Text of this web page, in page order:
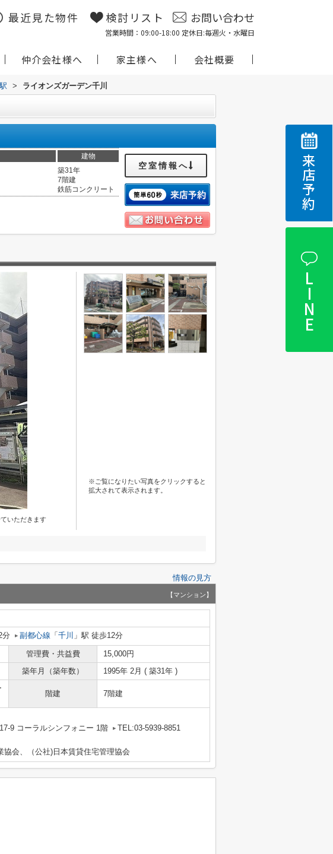
最近見た物件 検討リスト お問い合わせ
営業時間：09:00-18:00 定休日:毎週火・水曜日
仲介会社様へ 家主様へ 会社概要
来店予約
LINE
> ライオンズガーデン千川
建物
築31年
7階建
鉄筋コンクリート
空室情報へ
いただきます
※ご覧になりたい写真をクリックすると
拡大されて表示されます。
情報の見方
【マンション】
分 副都心線 「 千川 」駅 徒歩12分
管理費・共益費
15,000円
築年月（築年数） 1995年 2月 ( 築31年 )
階建 7階建
9 コーラルシンフォニー 1階
TEL:03-5939-8851
協会、（公社)日本賃貸住宅管理協会